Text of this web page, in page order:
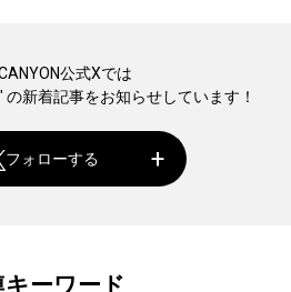
公式Xでは
の新着記事をお知らせしています！
フォローする
キーワード